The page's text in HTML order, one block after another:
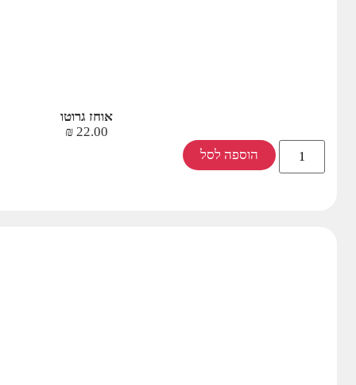
אוחז גרוטו
22.00
₪
הוספה לסל